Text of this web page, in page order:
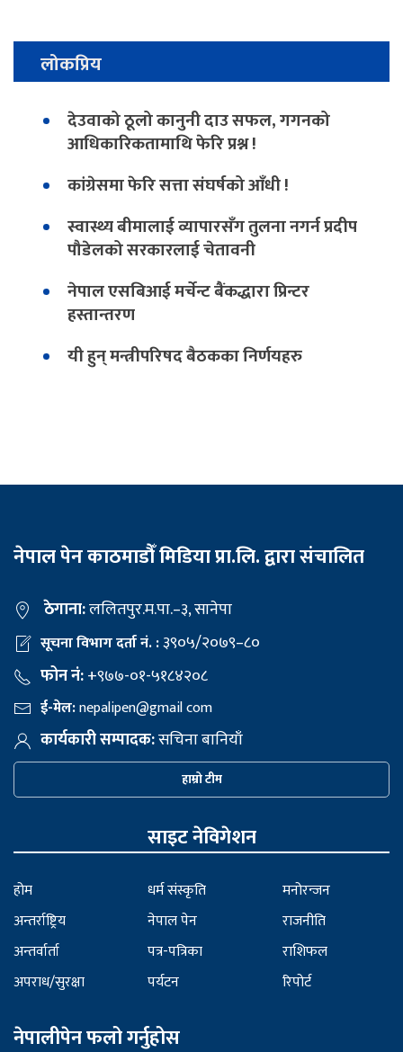
लोकप्रिय
देउवाको ठूलो कानुनी दाउ सफल, गगनको
आधिकारिकतामाथि फेरि प्रश्न !
कांग्रेसमा फेरि सत्ता संघर्षको आँधी !
स्वास्थ्य बीमालाई व्यापारसँग तुलना नगर्न प्रदीप
पौडेलको सरकारलाई चेतावनी
नेपाल एसबिआई मर्चेन्ट बैंकद्धारा प्रिन्टर
हस्तान्तरण
यी हुन् मन्त्रीपरिषद बैठकका निर्णयहरु
नेपाल पेन काठमाडौँ मिडिया प्रा.लि. द्वारा संचालित
ठेगाना:ललितपुर.म.पा.–३, सानेपा
सूचना विभाग दर्ता नं. :३९०५/२०७९–८०
फोन नं:+९७७-०१-५१८४२०८
ई-मेल:nepalipen@gmail com
कार्यकारी सम्पादक:सचिना बानियाँ
हाम्रो टीम
साइट नेविगेशन
होम
अन्तर्राष्ट्रिय
अन्तर्वार्ता
अपराध/सुरक्षा
धर्म संस्कृति
नेपाल पेन
पत्र-पत्रिका
पर्यटन
मनोरन्जन
राजनीति
राशिफल
रिपोर्ट
नेपालीपेन फलो गर्नुहोस